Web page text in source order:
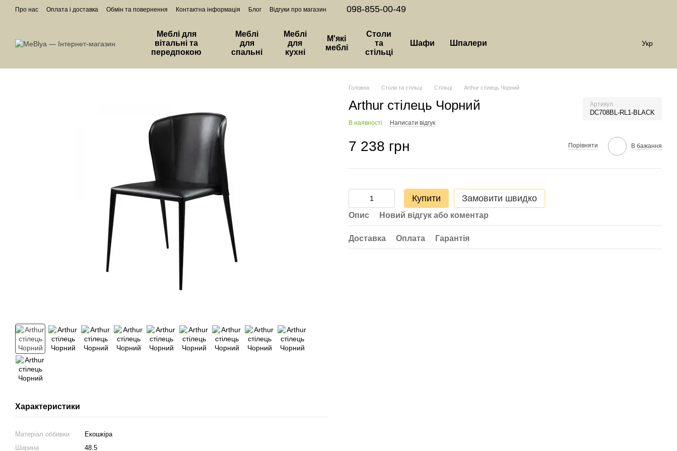
Перейти до основного контенту
Про нас Оплата і доставка Обмін та повернення Контактна інформація Блог Відгуки про магазин 098-855-00-49
Меблі для
вітальні та
передпокою
Меблі
для
спальні
Меблі
для
кухні
М'які
меблі
Столи
та
стільці
Шафи Шпалери Укр
Характеристики
Матеріал оббивки
Екошкіра
Ширина
48.5
Головна Столи та стільці Стільці Arthur стілець Чорний
Arthur стілець Чорний Артикул
DC708BL-RL1-BLACK
В наявності Написати відгук
7 238 грн Порівняти В бажання
Купити Замовити швидко
Опис Новий відгук або коментар
Доставка Оплата Гарантія